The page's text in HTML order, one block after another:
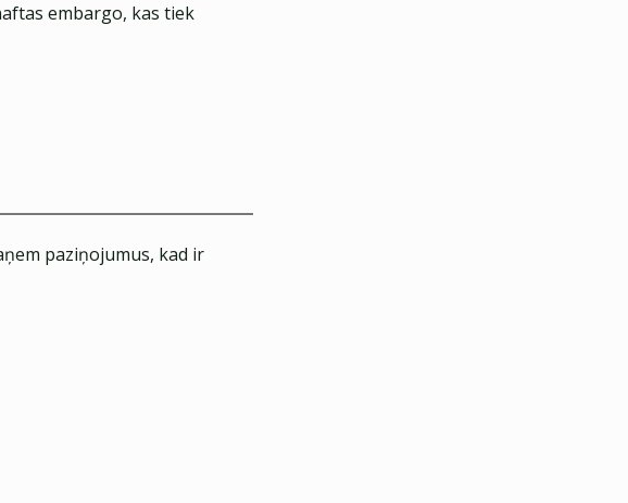
embargo, kas tiek
paziņojumus, kad ir